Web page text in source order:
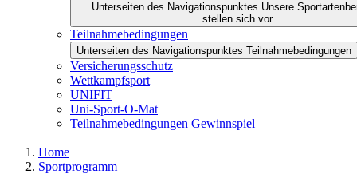
Unterseiten des Navigationspunktes Unsere
stellen sich vor
Teilnahmebedingungen
Unterseiten des Navigationspunktes Teilnahmebedingungen
Versicherungsschutz
Wettkampfsport
UNIFIT
Uni-Sport-O-Mat
Teilnahmebedingungen Gewinnspiel
Home
Sportprogramm